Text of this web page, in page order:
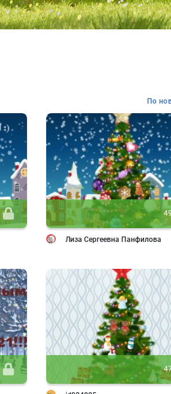
По
Лиза Сергеевна Панфилова